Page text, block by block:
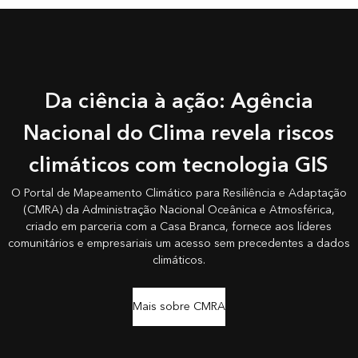
Da ciência à ação: Agência
Nacional do Clima revela riscos
climáticos com tecnologia GIS
O Portal de Mapeamento Climático para Resiliência e Adaptação
(CMRA) da Administração Nacional Oceânica e Atmosférica,
criado em parceria com a Casa Branca, fornece aos líderes
comunitários e empresariais um acesso sem precedentes a dados
climáticos.
Mais sobre CMRA